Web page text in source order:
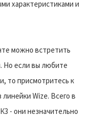
характеристиками и
можно встретить
Но если вы любите
то присмотритесь к
Wize. Всего в
- они незначительно